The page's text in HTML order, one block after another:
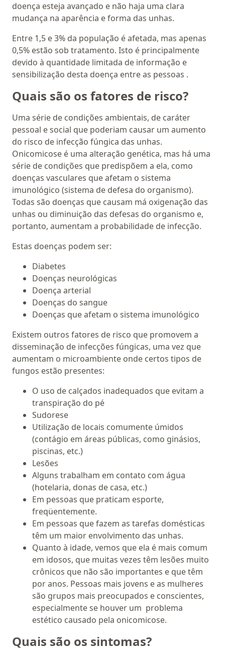
doença esteja avançado e não haja uma clara
mudança na aparência e forma das unhas.
Entre 1,5 e 3% da população é afetada, mas apenas
0,5% estão sob tratamento. Isto é principalmente
devido à quantidade limitada de informação e
sensibilização desta doença entre as pessoas .
Quais são os fatores de risco?
Uma série de condições ambientais, de caráter
pessoal e social que poderiam causar um aumento
do risco de infecção fúngica das unhas.
Onicomicose é uma alteração genética, mas há uma
série de condições que predispõem a ela, como
doenças vasculares que afetam o sistema
imunológico (sistema de defesa do organismo).
Todas são doenças que causam má oxigenação das
unhas ou diminuição das defesas do organismo e,
portanto, aumentam a probabilidade de infecção.
Estas doenças podem ser:
Diabetes
Doenças neurológicas
Doença arterial
Doenças do sangue
Doenças que afetam o sistema imunológico
Existem outros fatores de risco que promovem a
disseminação de infecções fúngicas, uma vez que
aumentam o microambiente onde certos tipos de
fungos estão presentes:
O uso de calçados inadequados que evitam a
transpiração do pé
Sudorese
Utilização de locais comumente úmidos
(contágio em áreas públicas, como ginásios,
piscinas, etc.)
Lesões
Alguns trabalham em contato com água
(hotelaria, donas de casa, etc.)
Em pessoas que praticam esporte,
freqüentemente.
Em pessoas que fazem as tarefas domésticas
têm um maior envolvimento das unhas.
Quanto à idade, vemos que ela é mais comum
em idosos, que muitas vezes têm lesões muito
crônicos que não são importantes e que têm
por anos. Pessoas mais jovens e as mulheres
são grupos mais preocupados e conscientes,
especialmente se houver um problema
estético causado pela onicomicose.
Quais são os sintomas?